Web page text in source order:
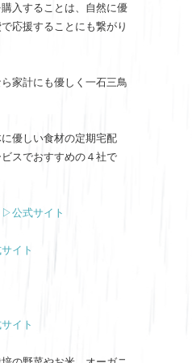
入することは、自然に優
応援することにも繋がり
家計にも優しく一石三鳥
優しい食材の定期宅配
ビスでおすすめの４社で
▷公式サイト
イト
イト